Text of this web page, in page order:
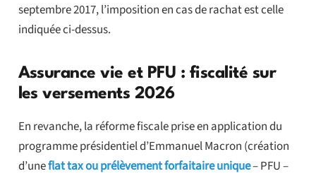
septembre 2017, l’imposition en cas de rachat est celle
indiquée ci-dessus.
Assurance vie et PFU : fiscalité sur
les versements 2026
En revanche, la réforme fiscale prise en application du
programme présidentiel d’Emmanuel Macron (création
d’uneflat tax ou prélèvement forfaitaire unique– PFU –